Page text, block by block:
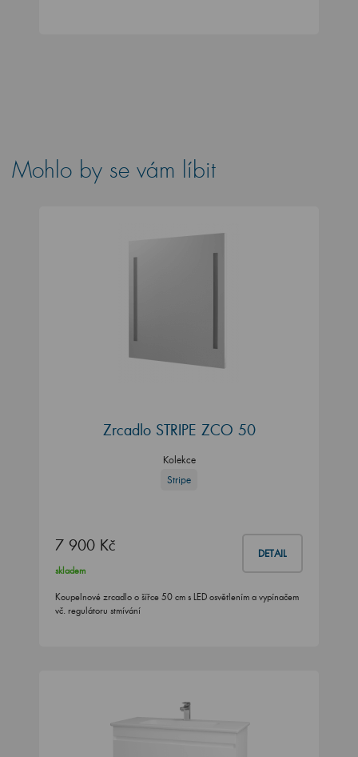
Mohlo by se vám líbit
Zrcadlo STRIPE ZCO 50
Kolekce
Stripe
7 900 Kč DETAIL
skladem
Koupelnové zrcadlo o šířce 50 cm s LED osvětlením a vypínačem
vč. regulátoru stmívání